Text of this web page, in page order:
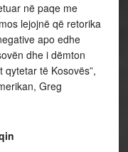
në paqe me
lejojnë që retorika
apo edhe
dhe i dëmton
të Kosovës”,
Greg